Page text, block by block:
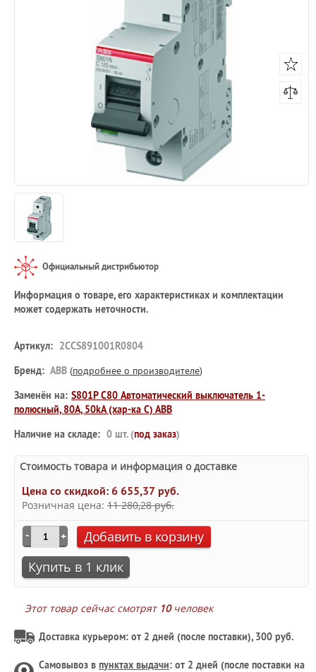
Официальный дистрибьютор
Информация о товаре, его характеристиках и комплектации
может содержать неточности.
Артикул: 2CCS891001R0804
Бренд: ABB (подробнее о производителе)
Заменён на: S801P C80 Автоматический выключатель 1-
полюсный, 80A, 50kA (хар-ка C) ABB
Наличие на складе: 0 шт. (под заказ)
Стоимость товара и информация о доставке
Цена со скидкой:6 655,37 руб.
Розничная цена: 11 280,28 руб.
Добавить в корзину
Купить в 1 клик
Этот товар сейчас смотрят 10человек
Доставка курьером: от 2 дней (после поставки), 300 руб.
Самовывоз в пунктах выдачи: от 2 дней (после поставки на